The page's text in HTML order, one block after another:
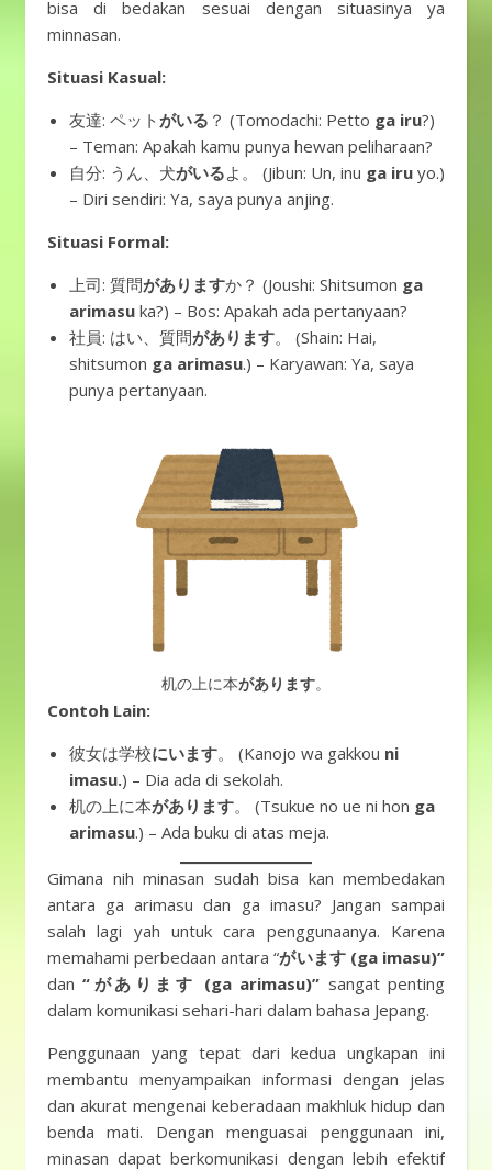
bisa di bedakan sesuai dengan situasinya ya
minnasan.
Situasi Kasual:
友達: ペットがいる ？ (Tomodachi: Petto ga iru?)
– Teman: Apakah kamu punya hewan peliharaan?
自分: うん、犬がいるよ。 (Jibun: Un, inu ga iru yo.)
– Diri sendiri: Ya, saya punya anjing.
Situasi Formal:
上司: 質問がありますか？ (Joushi: Shitsumon ga
arimasu ka?) – Bos: Apakah ada pertanyaan?
社員: はい、質問があります。 (Shain: Hai,
shitsumon ga arimasu.) – Karyawan: Ya, saya
punya pertanyaan.
机の上に本があります。
Contoh Lain:
彼女は学校にいます。 (Kanojo wa gakkou ni
imasu.) – Dia ada di sekolah.
机の上に本があります。 (Tsukue no ue ni hon ga
arimasu.) – Ada buku di atas meja.
Gimana nih minasan sudah bisa kan membedakan
antara ga arimasu dan ga imasu? Jangan sampai
salah lagi yah untuk cara penggunaanya. Karena
memahami perbedaan antara “がいます (ga imasu)”
dan“があります (ga arimasu)” sangat penting
dalam komunikasi sehari-hari dalam bahasa Jepang.
Penggunaan yang tepat dari kedua ungkapan ini
membantu menyampaikan informasi dengan jelas
dan akurat mengenai keberadaan makhluk hidup dan
benda mati. Dengan menguasai penggunaan ini,
minasan dapat berkomunikasi dengan lebih efektif